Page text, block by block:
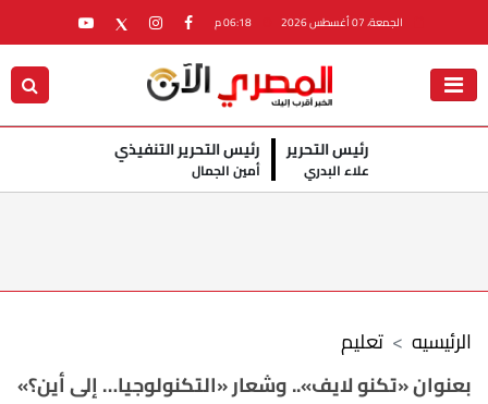
الجمعة، 07 أغسطس 2026 06:18 م
رئيس التحرير
علاء البدري
رئيس التحرير التنفيذي
أمين الجمال
تعليم
الرئيسيه
بعنوان «تكنو لايف».. وشعار «التكنولوجيا… إلى أين؟»